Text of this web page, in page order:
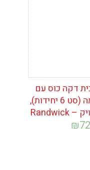
דקה כוס עם
ידית לשתיה חמה (סט 6 יחידות),
₪